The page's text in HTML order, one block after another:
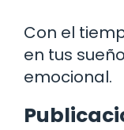
Con el
en tus
emocional.